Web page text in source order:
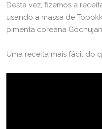
Desta vez, fizemos a
usando a massa de
pimenta coreana
Uma receita mais fácil do